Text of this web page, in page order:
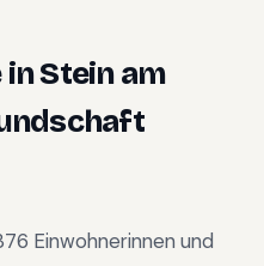
inStein am
Einwohnerinnen und